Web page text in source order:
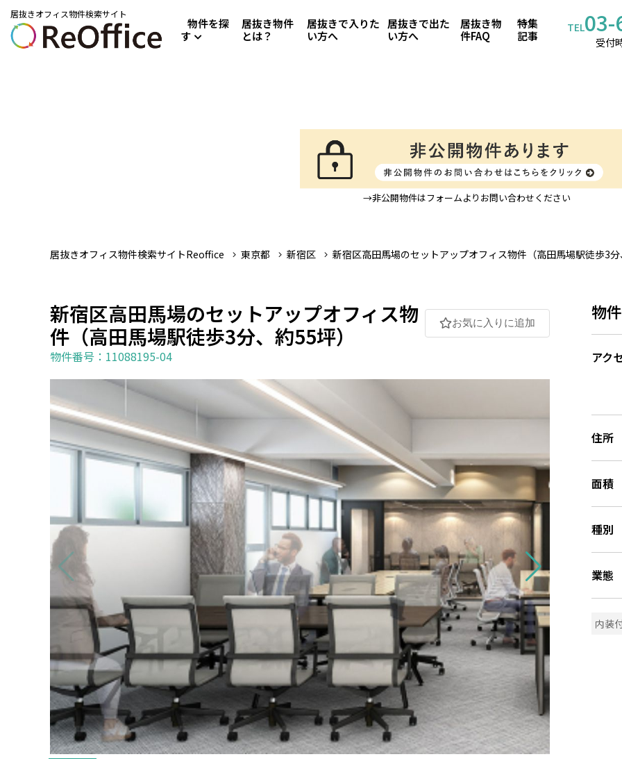
居抜きオフィス物件検索サイト
物件を探
す
居抜き物件
とは？
居抜きで入りた
い方へ
居抜きで出た
い方へ
居抜き物
件FAQ
特集
記事
TEL03-
受付
→非公開物件はフォームよりお問い合わせください
居抜きオフィス物件検索サイトReoffice 東京都 新宿区 新宿区高田馬場のセットアップオフィス物件（高田馬場駅徒歩3分
新宿区高田馬場のセットアップオフィス物
件（高田馬場駅徒歩3分、約55坪）
お気に入りに追加
物件番号：11088195-04
物
アク
住所
面積
種別
業態
内装